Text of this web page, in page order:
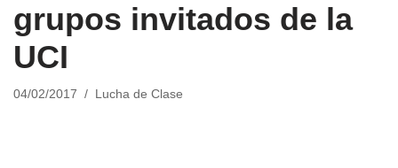
grupos invitados de la
UCI
04/02/2017 Lucha de Clase